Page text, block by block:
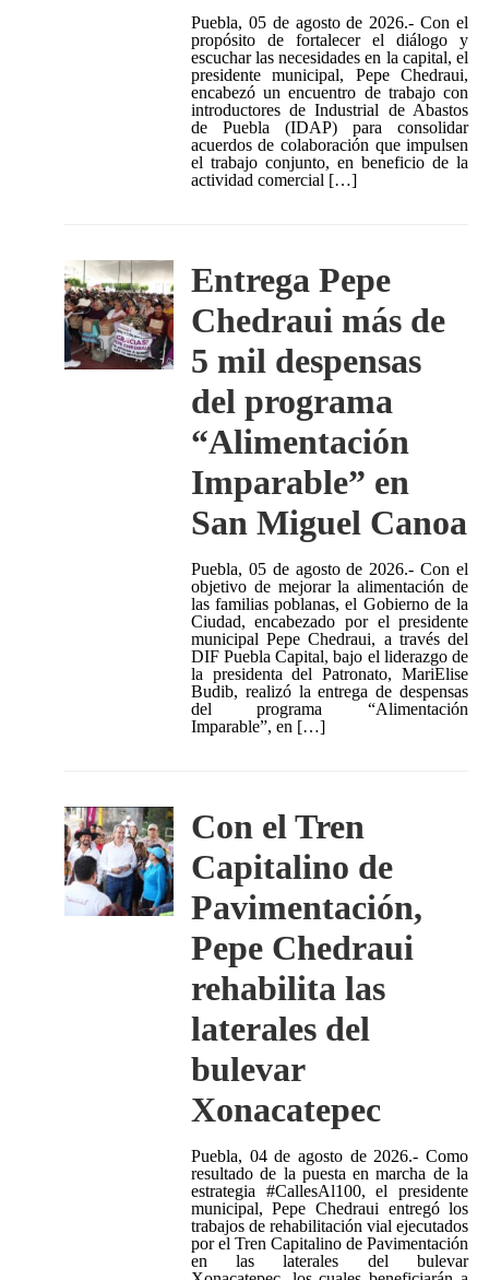
Puebla, 05 de agosto de 2026.- Con el
propósito de fortalecer el diálogo y
escuchar las necesidades en la capital, el
presidente municipal, Pepe Chedraui,
encabezó un encuentro de trabajo con
introductores de Industrial de Abastos
de Puebla (IDAP) para consolidar
acuerdos de colaboración que impulsen
el trabajo conjunto, en beneficio de la
actividad comercial […]
Entrega Pepe
Chedraui más de
5 mil despensas
del programa
“Alimentación
Imparable” en
San Miguel Canoa
Puebla, 05 de agosto de 2026.- Con el
objetivo de mejorar la alimentación de
las familias poblanas, el Gobierno de la
Ciudad, encabezado por el presidente
municipal Pepe Chedraui, a través del
DIF Puebla Capital, bajo el liderazgo de
la presidenta del Patronato, MariElise
Budib, realizó la entrega de despensas
del programa “Alimentación
Imparable”, en […]
Con el Tren
Capitalino de
Pavimentación,
Pepe Chedraui
rehabilita las
laterales del
bulevar
Xonacatepec
Puebla, 04 de agosto de 2026.- Como
resultado de la puesta en marcha de la
estrategia #CallesAl100, el presidente
municipal, Pepe Chedraui entregó los
trabajos de rehabilitación vial ejecutados
por el Tren Capitalino de Pavimentación
en las laterales del bulevar